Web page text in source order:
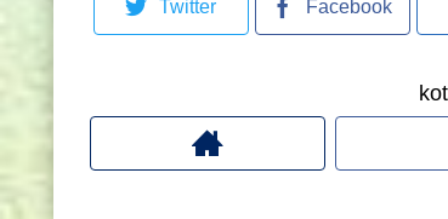
Twitter Facebook